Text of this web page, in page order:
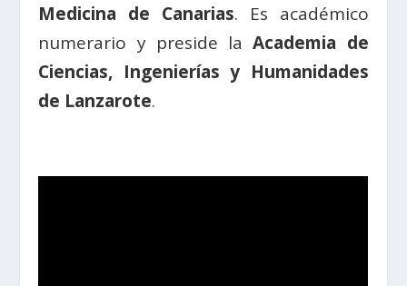
Medicina de Canarias. Es académico
numerario y preside laAcademia de
Ciencias, Ingenierías y Humanidades
de Lanzarote.